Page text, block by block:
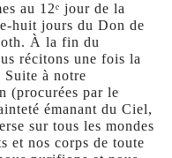
au 12ᵉ jour de la
huit jours du Don de
À la fin du
récitons une fois la
Suite à notre
(procurées par le
émanant du Ciel,
sur tous les mondes
et nos corps de toute